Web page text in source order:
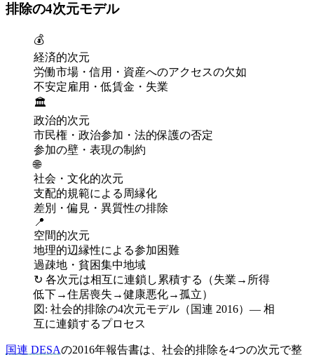
排除の4次元モデル
💰
経済的次元
労働市場・信用・資産へのアクセスの欠如
不安定雇用・低賃金・失業
🏛️
政治的次元
市民権・政治参加・法的保護の否定
参加の壁・表現の制約
🌐
社会・文化的次元
支配的規範による周縁化
差別・偏見・異質性の排除
📍
空間的次元
地理的辺縁性による参加困難
過疎地・貧困集中地域
↻ 各次元は相互に連鎖し累積する（失業→所得
低下→住居喪失→健康悪化→孤立）
図: 社会的排除の4次元モデル（国連 2016）— 相
互に連鎖するプロセス
国連 DESAの2016年報告書は、社会的排除を4つの次元で整